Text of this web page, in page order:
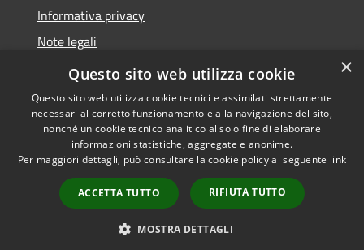
Informativa privacy
Note legali
Dichiarazione di accessibilità
Accessibilità
Copyright © 2026 • Comune di
Castiglione della Pescaia •
Powered byMunicipium
Accesso redazione
×
Questo sito web utilizza cookie
Questo sito web utilizza cookie tecnici e assimilati strettamente
necessari al corretto funzionamento e alla navigazione del sito,
nonché un cookie tecnico analitico al solo fine di elaborare
informazioni statistiche, aggregate e anonime.
Per maggiori dettagli, può consultare la cookie policy al seguente link
ACCETTA TUTTO RIFIUTA TUTTO
MOSTRA DETTAGLI